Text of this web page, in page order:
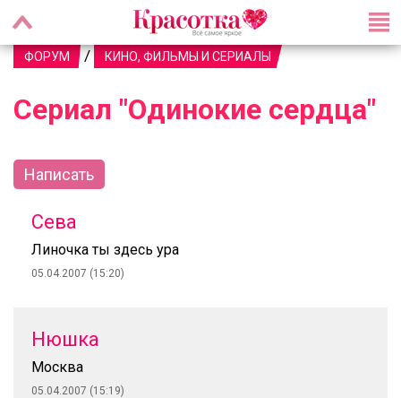
ФОРУМ / КИНО, ФИЛЬМЫ И СЕРИАЛЫ
Сериал "Одинокие сердца"
Написать
Сева
Линочка ты здесь ура
05.04.2007 (15:20)
Нюшка
Москва
05.04.2007 (15:19)